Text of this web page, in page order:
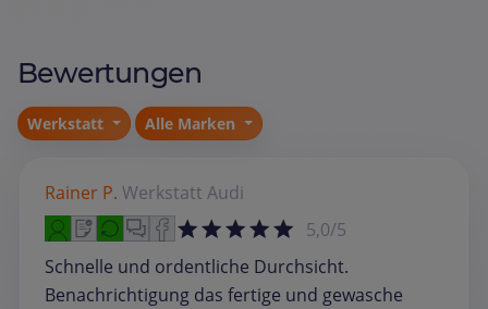
Bewertungen
Werkstatt Alle Marken
Rainer P. Werkstatt Audi
5,0/5
Schnelle und ordentliche Durchsicht.
Benachrichtigung das fertige und gewasche